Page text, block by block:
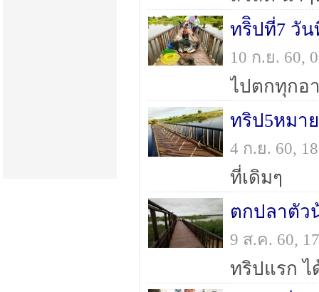
ทริิปที่7 วัน
10 ก.ย. 60,
ไปตกทุกอ
ทริป5หมา
4 ก.ย. 60,
ที่เดิมๆ
ตกปลาตัว
9 ส.ค. 60,
ทริปแรก